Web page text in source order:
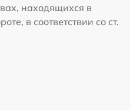
находящихся в
в соответствии со ст.